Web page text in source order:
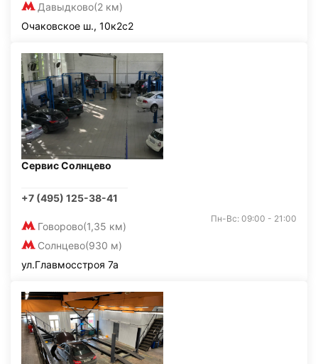
Давыдково(2 км)
Очаковское ш., 10к2с2
Сервис Солнцево
+7 (495) 125-38-41
Говорово(1,35 км)
Солнцево(930 м)
Пн-Вс: 09:00 - 21:00
ул.Главмосстроя 7а